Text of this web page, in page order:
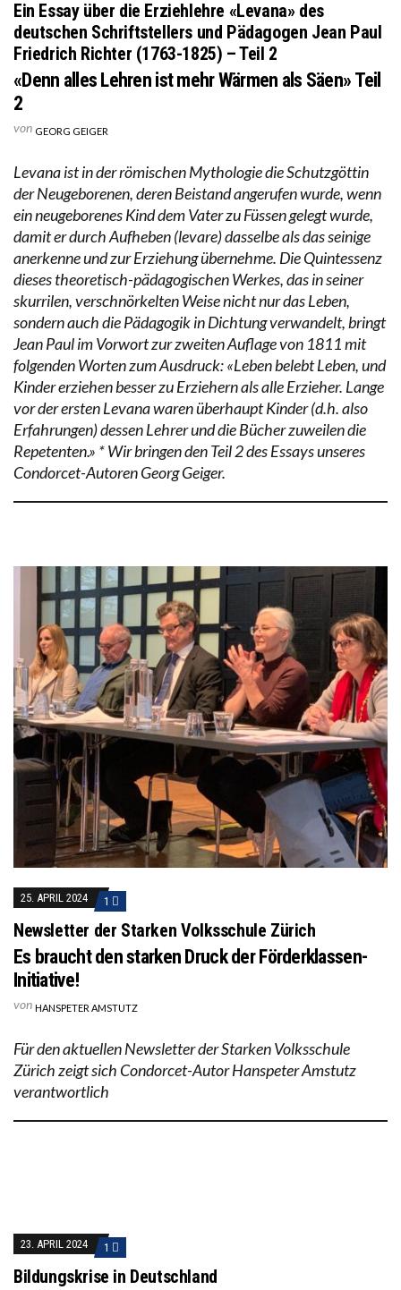
Ein Essay über die Erziehlehre «Levana» des
deutschen Schriftstellers und Pädagogen Jean Paul
Friedrich Richter (1763-1825) – Teil 2
«Denn alles Lehren ist mehr Wärmen als Säen» Teil
2
von GEORG GEIGER
Levana ist in der römischen Mythologie die Schutzgöttin
der Neugeborenen, deren Beistand angerufen wurde, wenn
ein neugeborenes Kind dem Vater zu Füssen gelegt wurde,
damit er durch Aufheben (levare) dasselbe als das seinige
anerkenne und zur Erziehung übernehme. Die Quintessenz
dieses theoretisch-pädagogischen Werkes, das in seiner
skurrilen, verschnörkelten Weise nicht nur das Leben,
sondern auch die Pädagogik in Dichtung verwandelt, bringt
Jean Paul im Vorwort zur zweiten Auflage von 1811 mit
folgenden Worten zum Ausdruck: «Leben belebt Leben, und
Kinder erziehen besser zu Erziehern als alle Erzieher. Lange
vor der ersten Levana waren überhaupt Kinder (d.h. also
Erfahrungen) dessen Lehrer und die Bücher zuweilen die
Repetenten.» * Wir bringen den Teil 2 des Essays unseres
Condorcet-Autoren Georg Geiger.
25. APRIL 2024 1
Newsletter der Starken Volksschule Zürich
Es braucht den starken Druck der Förderklassen-
Initiative!
von HANSPETER AMSTUTZ
Für den aktuellen Newsletter der Starken Volksschule
Zürich zeigt sich Condorcet-Autor Hanspeter Amstutz
verantwortlich
23. APRIL 2024 1
Bildungskrise in Deutschland